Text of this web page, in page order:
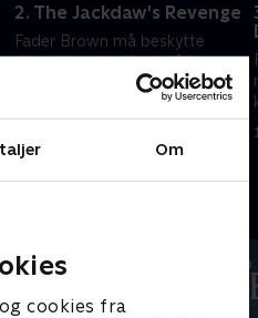
Om
cookies fra
2. The Jackdaw's Revenge
Fader Brown må beskytte
dem, der er tættest på ham,
da en gammel fjende bliver
løsladt fra fængslet.